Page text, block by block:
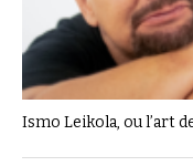
Ismo Leikola, ou l’art